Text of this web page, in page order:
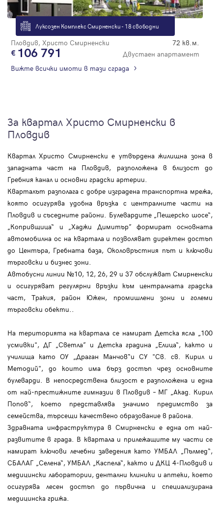
Луксозен Комплекс Смирненски - 18 свободни
Пловдив, Христо Смирненски 72 кв.м.
106 791
Двустаен апартамент
Вижте всички имоти в тази сграда
За квартал Христо Смирненски в
Пловдив
Квартал Христо Смирненски е утвърдена жилищна зона в
западната част на Пловдив, разположена в близост до
Гребния канал и основни градски артерии.
Кварталът разполага с добре изградена транспортна мрежа,
която осигурява удобна връзка с централните части на
Пловдив и съседните райони. Булевардите „Пещерско шосе“,
„Копривщица“ и „Хаджи Димитър” формират основната
автомобилна ос на квартала и позволяват директен достъп
до Центъра, Гребната база, Околовръстния път и ключови
търговски и бизнес зони.
Автобусни линии №10, 12, 26, 29 и 37 обслужват Смирненски
и осигуряват регулярни връзки към централната градска
част, Тракия, район Южен, промишлени зони и големи
търговски обекти..
На територията на квартала се намират Детска ясла „100
усмивки", ДГ „Светла” и Детска градина „Елица“, както и
училища като ОУ „Драган Манчов“и СУ "Св. св. Кирил и
Методий", до които има бърз достъп чрез основните
булеварди. В непосредствена близост е разположена и една
от най-престижните гимназии в Пловдив – МГ „Акад. Кирил
Попов“, което представлява значимо предимство за
семейства, търсещи качествено образование в района.
Здравната инфраструктура в Смирненски е една от най-
развитите в града. В квартала и прилежащите му части се
намират ключови лечебни заведения като УМБАЛ „Пълмед“,
СБАЛАГ „Селена“, УМБАЛ „Каспела“, както и ДКЦ 4-Пловдив и
медицински лаборатории, дентални клиники и аптеки, което
осигурява лесен достъп до първична и специализирана
медицинска грижа.